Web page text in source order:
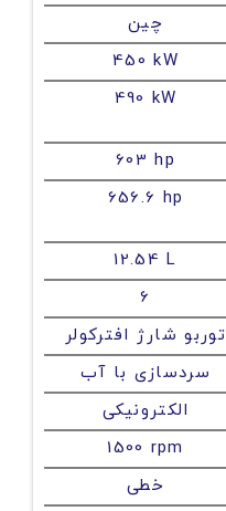
چین
450 kW
490 kW
603 hp
656.6 hp
12.54 L
6
توربو شارژ افترکولر
سردسازی با آب
الکترونیکی
1500 rpm
خطی